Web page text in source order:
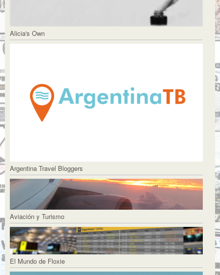
Alicia's Own
Argentina Travel Bloggers
Aviación y Turismo
El Mundo de Floxie